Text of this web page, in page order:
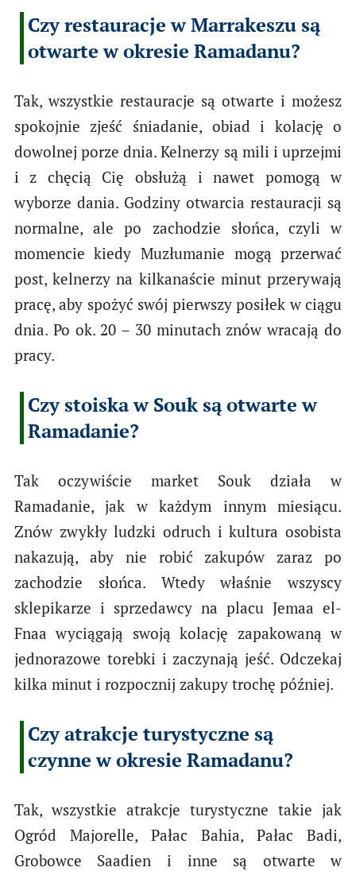
Czy restauracje w Marrakeszu są
otwarte w okresie Ramadanu?
Tak, wszystkie restauracje są otwarte i możesz
spokojnie zjeść śniadanie, obiad i kolację o
dowolnej porze dnia. Kelnerzy są mili i uprzejmi
i z chęcią Cię obsłużą i nawet pomogą w
wyborze dania. Godziny otwarcia restauracji są
normalne, ale po zachodzie słońca, czyli w
momencie kiedy Muzłumanie mogą przerwać
post, kelnerzy na kilkanaście minut przerywają
pracę, aby spożyć swój pierwszy posiłek w ciągu
dnia. Po ok. 20 – 30 minutach znów wracają do
pracy.
Czy stoiska w Souk są otwarte w
Ramadanie?
Tak oczywiście market Souk działa w
Ramadanie, jak w każdym innym miesiącu.
Znów zwykły ludzki odruch i kultura osobista
nakazują, aby nie robić zakupów zaraz po
zachodzie słońca. Wtedy właśnie wszyscy
sklepikarze i sprzedawcy na placu Jemaa el-
Fnaa wyciągają swoją kolację zapakowaną w
jednorazowe torebki i zaczynają jeść. Odczekaj
kilka minut i rozpocznij zakupy trochę później.
Czy atrakcje turystyczne są
czynne w okresie Ramadanu?
Tak, wszystkie atrakcje turystyczne takie jak
Ogród Majorelle, Pałac Bahia, Pałac Badi,
Grobowce Saadien i inne są otwarte w